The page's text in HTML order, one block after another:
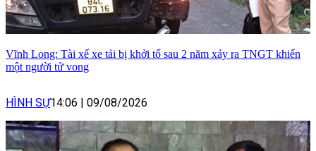
Vĩnh Long: Tài xế xe tải bị khởi tố sau 2 năm xảy ra TNGT khiến
một người tử vong
HÌNH SỰ14:06 09/08/2026